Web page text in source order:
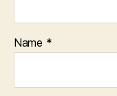
Name *